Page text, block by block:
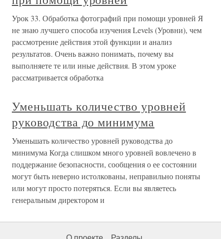
Урок 33. Обработка фотографий при помощи уровней Я
не знаю лучшего способа изучения Levels (Уровни), чем
рассмотрение действия этой функции и анализ
результатов. Очень важно понимать, почему вы
выполняете те или иные действия. В этом уроке
рассматривается обработка
Уменьшать количество уровней
руководства до минимума
Уменьшать количество уровней руководства до
минимума Когда слишком много уровней вовлечено в
поддержание безопасности, сообщения о ее состоянии
могут быть неверно истолкованы, неправильно поняты
или могут просто потеряться. Если вы являетесь
генеральным директором и